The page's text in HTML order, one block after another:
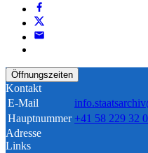
Öffnungszeiten
Kontakt
E-Mail
Hauptnummer +41 58 229 32
Adresse
Links